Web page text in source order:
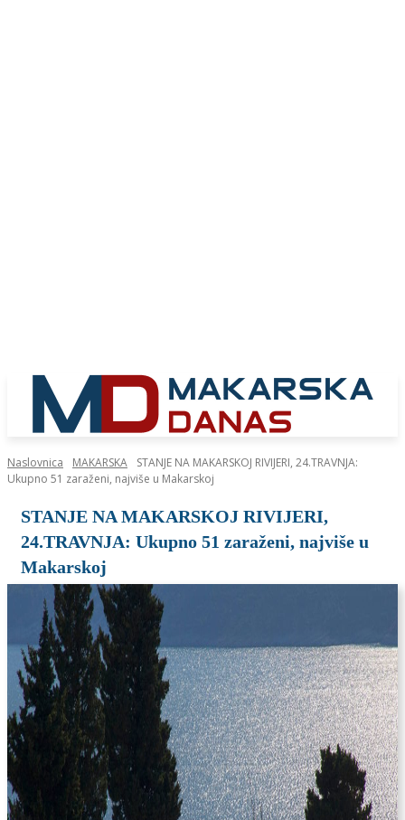
Naslovnica MAKARSKA
STANJE NA MAKARSKOJ RIVIJERI, 24.TRAVNJA:
Ukupno 51 zaraženi, najviše u Makarskoj
STANJE NA MAKARSKOJ RIVIJERI,
24.TRAVNJA: Ukupno 51 zaraženi, najviše u
Makarskoj